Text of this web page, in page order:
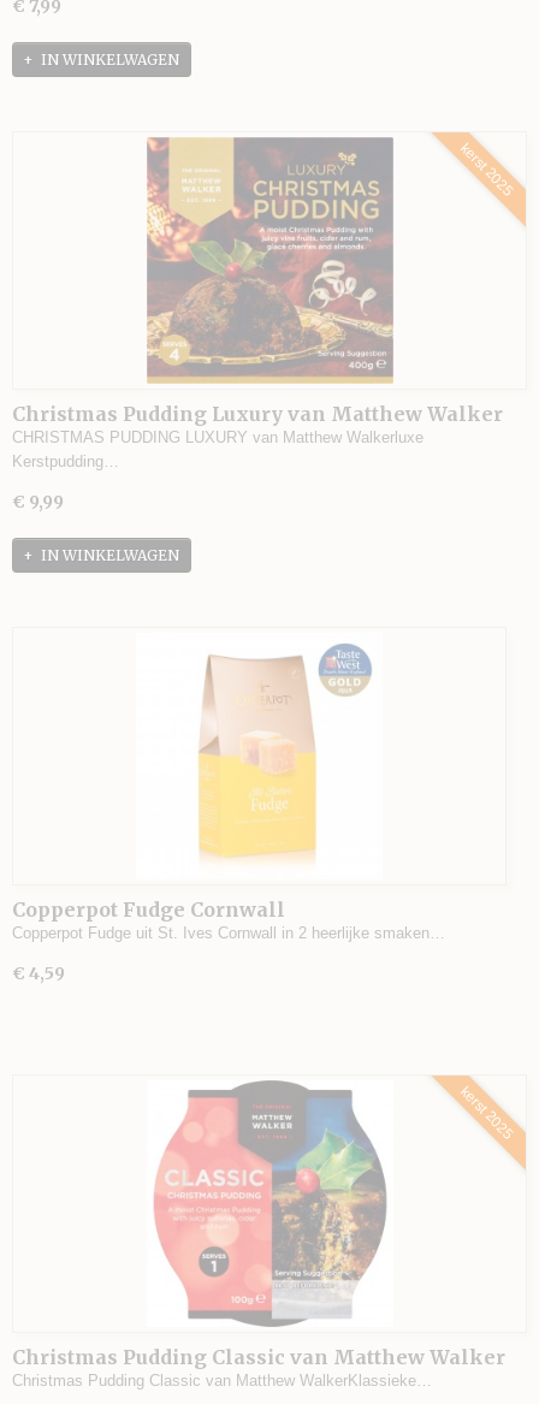
€ 7,99
IN WINKELWAGEN
kerst 2025
Christmas Pudding Luxury van Matthew Walker
CHRISTMAS PUDDING LUXURY van Matthew Walkerluxe
Kerstpudding…
€ 9,99
IN WINKELWAGEN
Copperpot Fudge Cornwall
Copperpot Fudge uit St. Ives Cornwall in 2 heerlijke smaken…
€ 4,59
kerst 2025
Christmas Pudding Classic van Matthew Walker
Christmas Pudding Classic van Matthew WalkerKlassieke…